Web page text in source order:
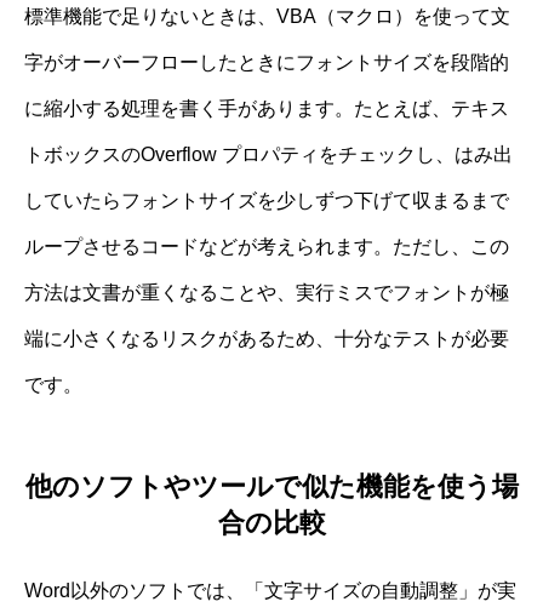
標準機能で足りないときは、VBA（マクロ）を使って文
字がオーバーフローしたときにフォントサイズを段階的
に縮小する処理を書く手があります。たとえば、テキス
トボックスのOverflow プロパティをチェックし、はみ出
していたらフォントサイズを少しずつ下げて収まるまで
ループさせるコードなどが考えられます。ただし、この
方法は文書が重くなることや、実行ミスでフォントが極
端に小さくなるリスクがあるため、十分なテストが必要
です。
他のソフトやツールで似た機能を使う場
合の比較
Word以外のソフトでは、「文字サイズの自動調整」が実